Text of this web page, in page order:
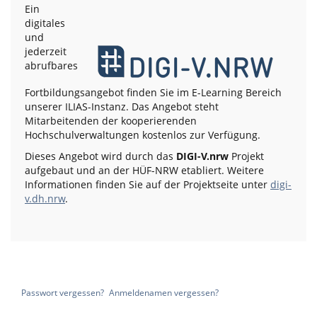
Ein
digitales
und
jederzeit
abrufbares
Fortbildungsangebot finden Sie im E-Learning Bereich
unserer ILIAS-Instanz. Das Angebot steht
Mitarbeitenden der kooperierenden
Hochschulverwaltungen kostenlos zur Verfügung.
Dieses Angebot wird durch das DIGI-V.nrw Projekt
aufgebaut und an der HÜF-NRW etabliert. Weitere
Informationen finden Sie auf der Projektseite unter digi-
v.dh.nrw.
Passwort vergessen? Anmeldenamen vergessen?